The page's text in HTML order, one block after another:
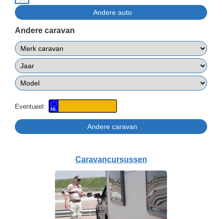
Andere caravan
Eventueel:
Caravancursussen